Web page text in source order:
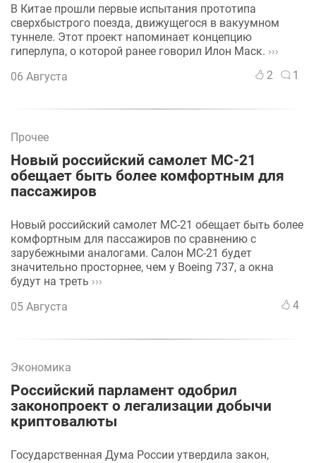
В Китае прошли первые испытания прототипа
сверхбыстрого поезда, движущегося в вакуумном
туннеле. Этот проект напоминает концепцию
гиперлупа, о которой ранее говорил Илон Маск. ›››
06 Августа
2 1
Прочее
Новый российский самолет МС-21
обещает быть более комфортным для
пассажиров
Новый российский самолет МС-21 обещает быть более
комфортным для пассажиров по сравнению с
зарубежными аналогами. Салон МС-21 будет
значительно просторнее, чем у Boeing 737, а окна
будут на треть ›››
05 Августа
4
Экономика
Российский парламент одобрил
законопроект о легализации добычи
криптовалюты
Государственная Дума России утвердила закон,